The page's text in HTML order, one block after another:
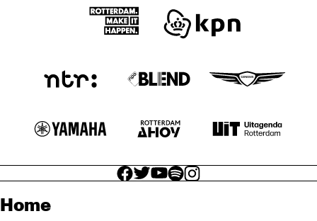
facebook icon
facebook icon
facebook icon
facebook icon
facebook icon
Home